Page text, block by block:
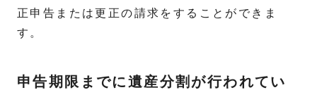
正申告または更正の請求をすることができま
す。
申告期限までに遺産分割が行われてい